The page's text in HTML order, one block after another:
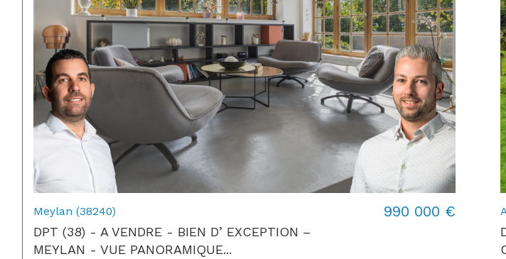
Meylan (38240)
DPT (38) - A VENDRE - BIEN D’ EXCEPTION –
MEYLAN - VUE PANORAMIQUE...
990 000 €